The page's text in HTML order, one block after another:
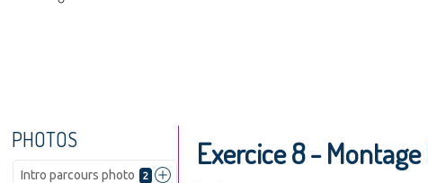
PHOTOS
Intro parcours photo 2
Exercice 8 -